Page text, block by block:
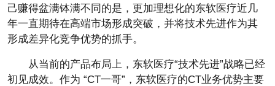
己赚得盆满钵满不同的是，更加理想化的东软医疗近几
年一直期待在高端市场形成突破，并将技术先进作为其
形成差异化竞争优势的抓手。
从当前的产品布局上，东软医疗“技术先进”战略已经
初见成效。作为 “CT一哥”，东软医疗的CT业务优势主要